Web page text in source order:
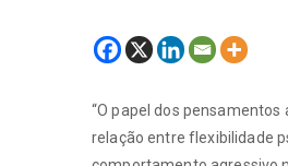
“O papel dos pensamentos
relação entre flexibilidade